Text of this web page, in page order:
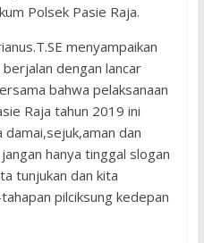
Polsek Pasie Raja.
menyampaikan
dengan lancar
bahwa pelaksanaan
Raja tahun 2019 ini
dan
hanya tinggal slogan
tunjukan dan kita
pilciksung kedepan